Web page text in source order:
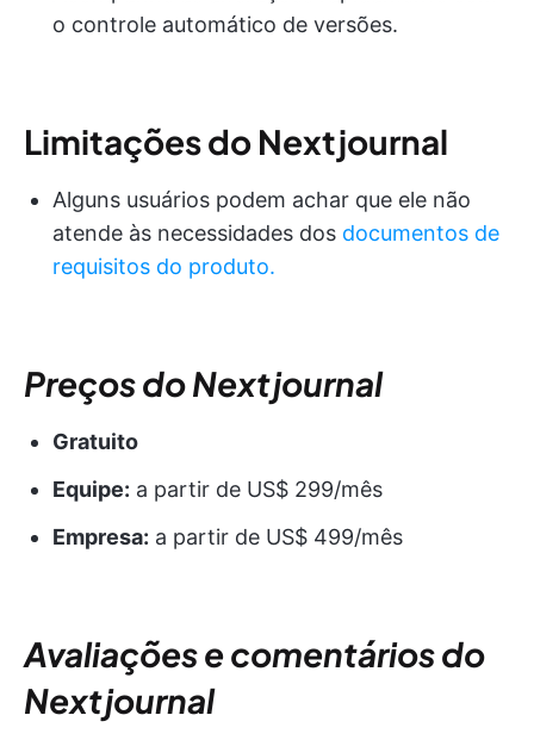
o controle automático de versões.
Limitações do Nextjournal
Alguns usuários podem achar que ele não
atende às necessidades dos documentos de
requisitos do produto.
Preços do Nextjournal
Gratuito
Equipe: a partir de US$ 299/mês
Empresa: a partir de US$ 499/mês
Avaliações e comentários do
Nextjournal